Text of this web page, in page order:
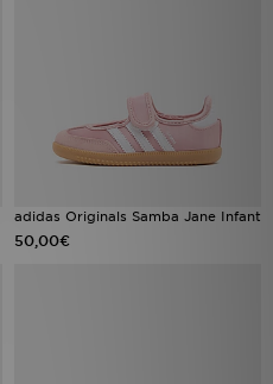
adidas Originals Samba Jane Infant
50,00€